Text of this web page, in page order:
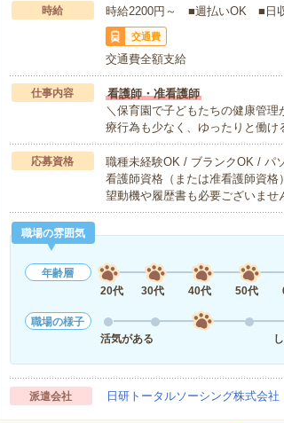
時給 時給2200円～ ■週払いOK ■日
交通費
交通費全額支給
仕事内容
看護師・准看護師
＼保育園で子どもたちの健康管
療行為も少なく、ゆったりと働
応募資格
職種未経験OK / ブランクOK / パ
看護師資格（または准看護師資
望動機や履歴書も必要ございま
職場の雰囲気
年齢層
20代
30代 40代 50代
職場の様子
活気がある
派遣会社 日研トータルソーシング株式会